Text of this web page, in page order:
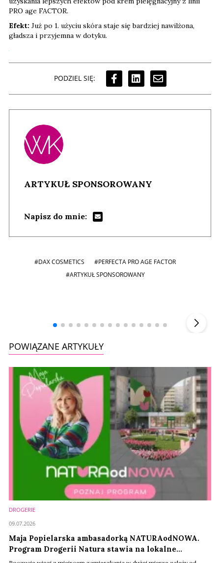
PRO age FACTOR.
Efekt: Już po 1. użyciu skóra staje się bardziej nawilżona,
gładsza i przyjemna w dotyku.
PODZIEL SIĘ:
ARTYKUŁ SPONSOROWANY
Napisz do mnie:
#DAX COSMETICS
#PERFECTA PRO AGE FACTOR
#ARTYKUŁ SPONSOROWANY
POWIĄZANE ARTYKUŁY
DROGERIE
Maja Popielarska ambasadorką NATURAodNOWA.
Program Drogerii Natura stawia na lokalne
wspólnoty
09.07.2026